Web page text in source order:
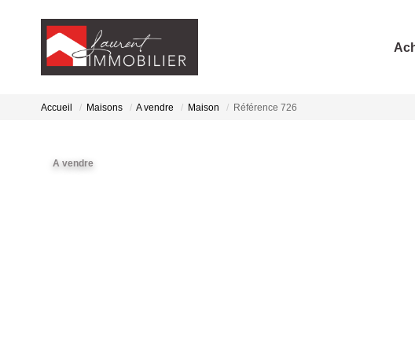
Accueil Maisons A vendre Maison Référence 726
A vendre